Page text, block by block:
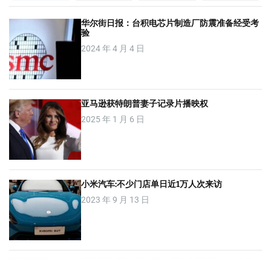
华尔街日报：台积电芯片制造厂防震准备经受考
验
2024 年 4 月 4 日
亚马逊获特朗普妻子记录片播映权
2025 年 1 月 6 日
小米汽车:不少门店单日近1万人次来访
2023 年 9 月 13 日